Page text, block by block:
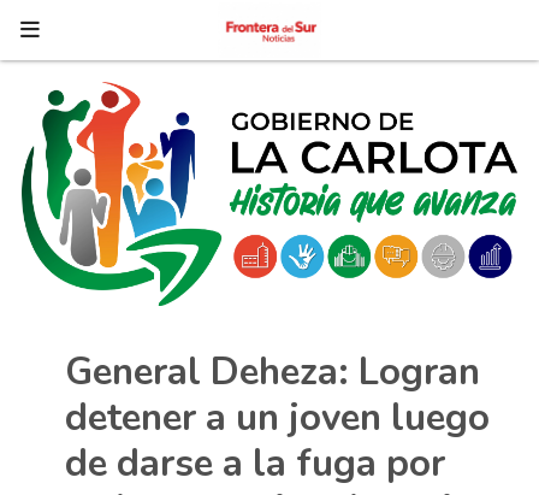
General Deheza: Logran
detener a un joven luego
de darse a la fuga por